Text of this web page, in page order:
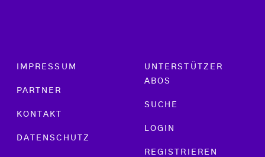
Footer menu
IMPRESSUM
PARTNER
KONTAKT
DATENSCHUTZ
UNTERSTÜTZER
ABOS
SUCHE
LOGIN
REGISTRIEREN